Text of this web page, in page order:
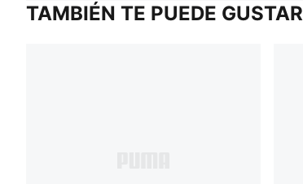
TAMBIÉN TE PUEDE GUSTAR